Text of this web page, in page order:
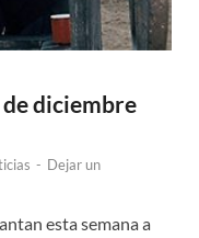
de diciembre
- Dejar un
esta semana a